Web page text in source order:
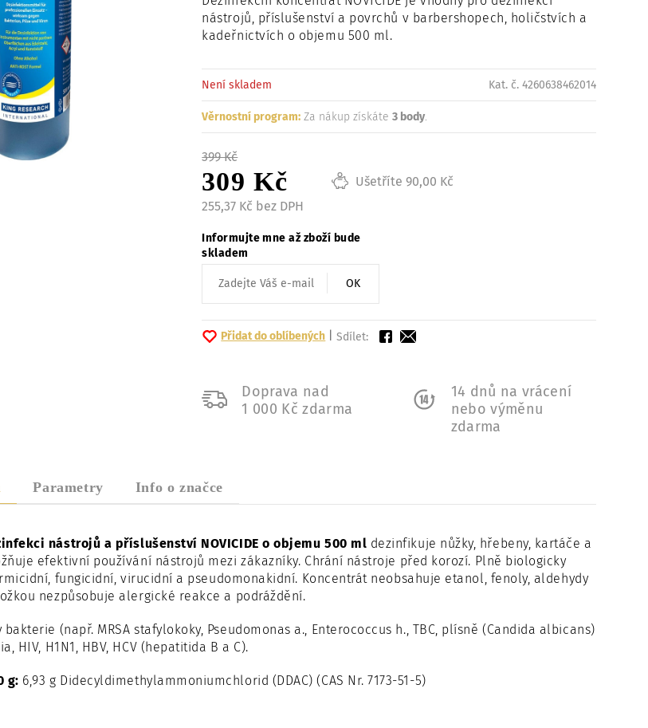
nástrojů, příslušenství a povrchů v barbershopech, holičstvích a
kadeřnictvích o objemu 500 ml.
Není skladem Kat. č. 4260638462014
Věrnostní program: Za nákup získáte3 body.
399 Kč
309 Kč
255,37 Kč bez DPH
Ušetříte 90,00 Kč
Informujte mne až zboží bude
skladem
OK
Přidat do oblíbených |Sdílet:
Doprava nad
1 000 Kč zdarma
14 dnů na vrácení
nebo výměnu
zdarma
Parametry Info o značce
nástrojů a příslušenství NOVICIDE o objemu 500 ml dezinfikuje nůžky, hřebeny, kartáče a
efektivní používání nástrojů mezi zákazníky. Chrání nástroje před korozí. Plně biologicky
fungicidní, virucidní a pseudomonakidní. Koncentrát neobsahuje etanol, fenoly, aldehydy
nezpůsobuje alergické reakce a podráždění.
(např. MRSA stafylokoky, Pseudomonas a., Enterococcus h., TBC, plísně (Candida albicans)
HIV, H1N1, HBV, HCV (hepatitida B a C).
g: 6,93 g Didecyldimethylammoniumchlorid (DDAC) (CAS Nr. 7173-51-5)